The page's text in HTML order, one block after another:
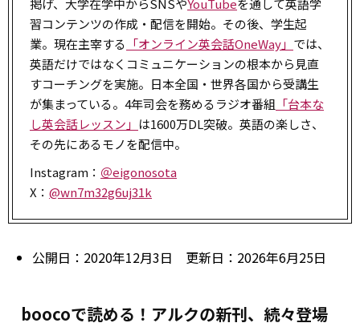
掲げ、大学在学中からSNSやYouTubeを通して英語学
習コンテンツの作成・配信を開始。その後、学生起
業。現在主宰する 「オンライン英会話OneWay」 では、
英語だけではなくコミュニケーションの根本から見直
すコーチングを実施。日本全国・世界各国から受講生
が集まっている。4年司会を務めるラジオ番組 「台本な
し英会話レッスン」 は1600万DL突破。英語の楽しさ、
その先にあるモノを配信中。
Instagram： ＠eigonosota
X： @wn7m32g6uj31k
公開日：2020年12月3日 更新日：2026年6月25日
boocoで読める！アルクの新刊、続々登場